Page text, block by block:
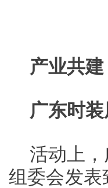
产业共
广东时
活动上
组委会发